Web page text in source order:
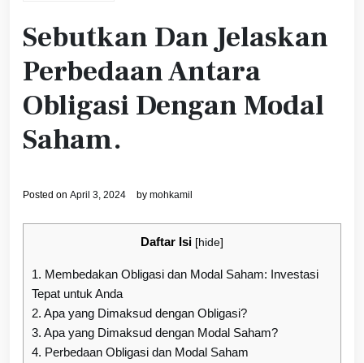
Sebutkan Dan Jelaskan
Perbedaan Antara
Obligasi Dengan Modal
Saham.
Posted on April 3, 2024 by mohkamil
Daftar Isi [hide]
1. Membedakan Obligasi dan Modal Saham: Investasi
Tepat untuk Anda
2. Apa yang Dimaksud dengan Obligasi?
3. Apa yang Dimaksud dengan Modal Saham?
4. Perbedaan Obligasi dan Modal Saham